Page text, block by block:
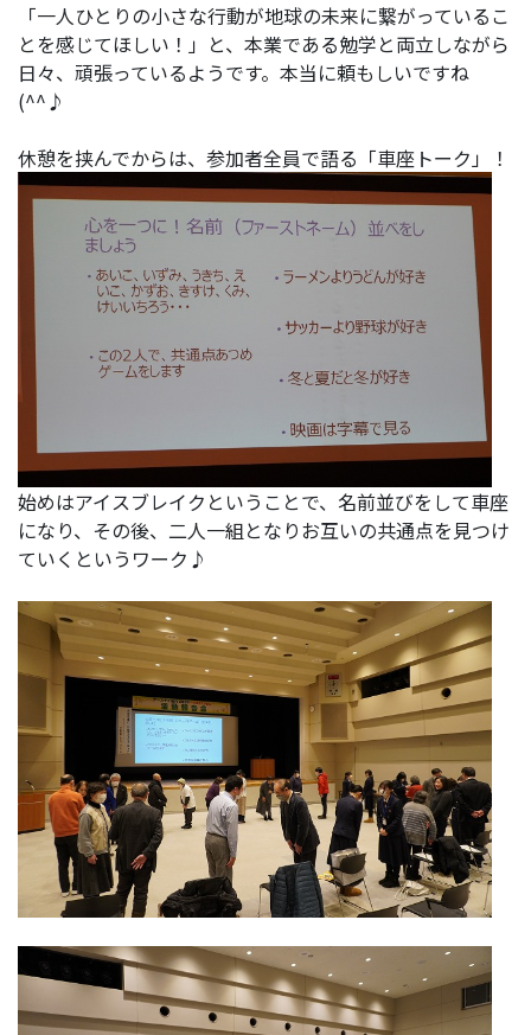
「一人ひとりの小さな行動が地球の未来に繋がっているこ
とを感じてほしい！」と、本業である勉学と両立しながら
日々、頑張っているようです。本当に頼もしいですね
(^^♪
休憩を挟んでからは、参加者全員で語る「車座トーク」！
始めはアイスブレイクということで、名前並びをして車座
になり、その後、二人一組となりお互いの共通点を見つけ
ていくというワーク♪